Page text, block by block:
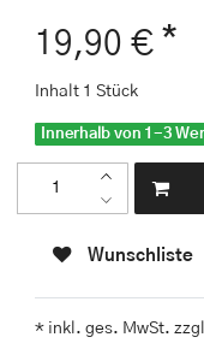
19,90 € *
Inhalt 1 Stück
Innerhalb von 1-3
Wunschliste
* inkl. ges. MwSt.